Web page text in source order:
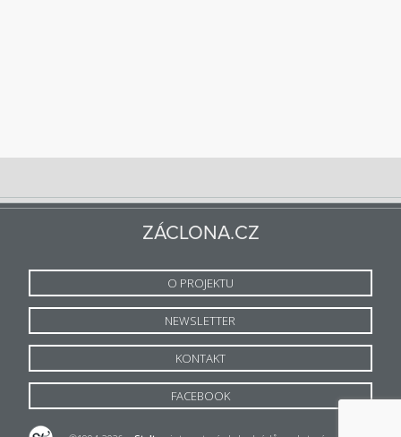
ZÁCLONA.CZ
O PROJEKTU
NEWSLETTER
KONTAKT
FACEBOOK